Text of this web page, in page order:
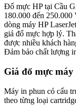
Đổ mực HP tại Cầu
180.000 đến
dòng máy HP
giá đổ mực hợp lý.
được nhiều khách
Đảm bảo chất lượng
Giá đổ mực
Máy in phun có cấu
theo từng loại